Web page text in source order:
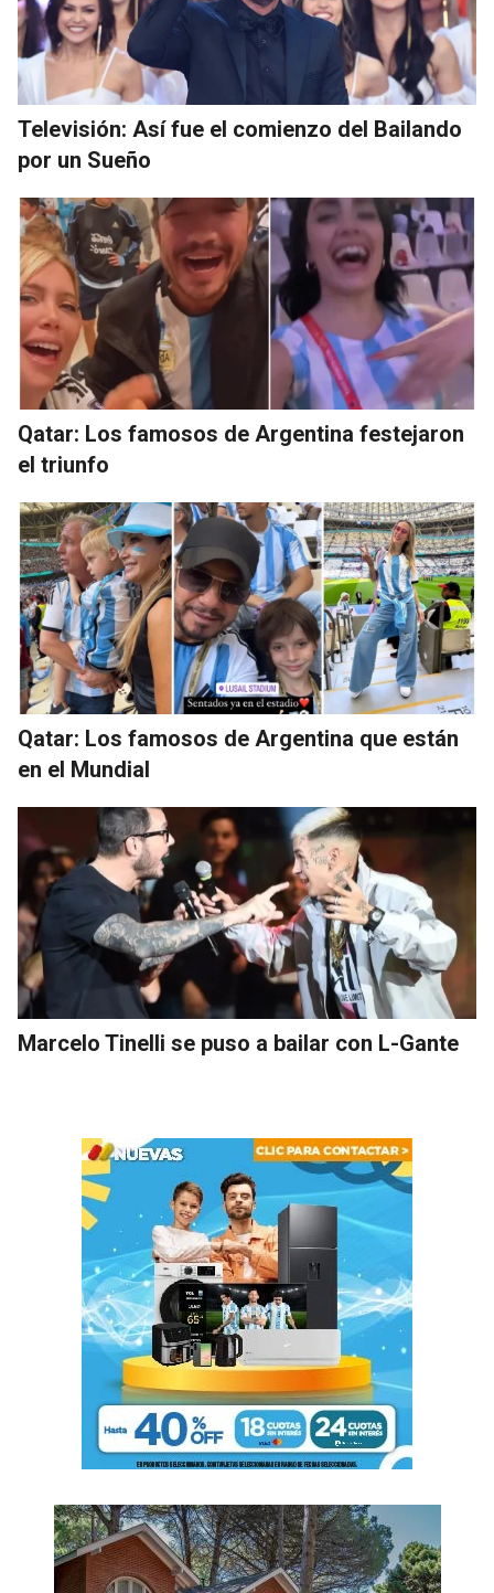
Televisión: Así fue el comienzo del Bailando
por un Sueño
Qatar: Los famosos de Argentina festejaron
el triunfo
Qatar: Los famosos de Argentina que están
en el Mundial
Marcelo Tinelli se puso a bailar con L-Gante